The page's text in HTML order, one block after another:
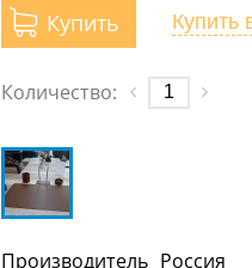
Купить Купить
Количество:
Производитель Россия